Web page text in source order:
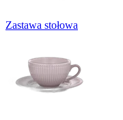
Zastawa stołowa